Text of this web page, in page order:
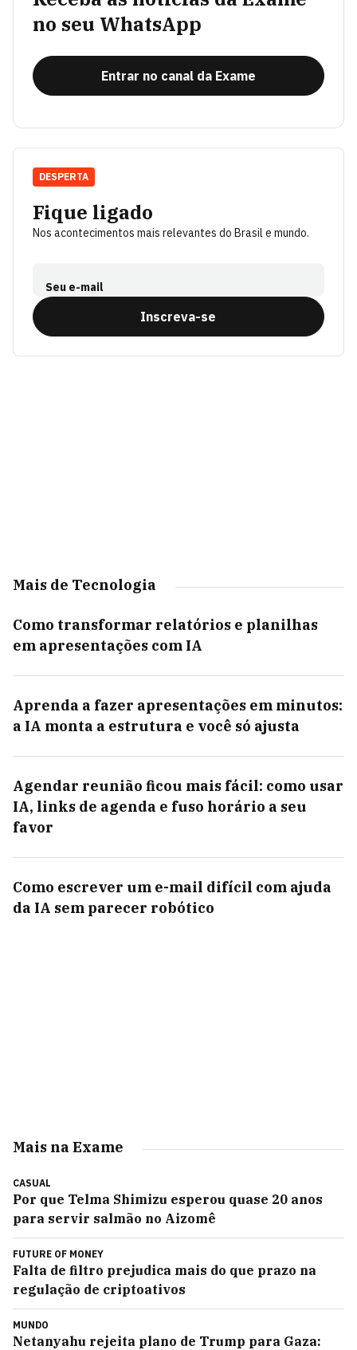
no seu WhatsApp
Entrar no canal da Exame
Fique ligado
Nos acontecimentos mais relevantes do Brasil e mundo.
Seu e-mail
Inscreva-se
DESPERTA
Mais de Tecnologia
Como transformar relatórios e planilhas
em apresentações com IA
Aprenda a fazer apresentações em minutos:
a IA monta a estrutura e você só ajusta
Agendar reunião ficou mais fácil: como usar
IA, links de agenda e fuso horário a seu
favor
Como escrever um e-mail difícil com ajuda
da IA sem parecer robótico
Mais na Exame
CASUAL
Por que Telma Shimizu esperou quase 20 anos
para servir salmão no Aizomê
FUTURE OF MONEY
Falta de filtro prejudica mais do que prazo na
regulação de criptoativos
MUNDO
Netanyahu rejeita plano de Trump para Gaza: